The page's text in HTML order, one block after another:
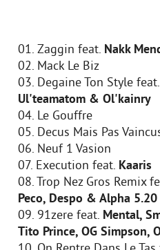
01. Zaggin feat. Nakk
02. Mack Le Biz
03. Degaine Ton Style feat.
Ul'teamatom & Ol'kainry
04. Le Gouffre
05. Decus Mais Pas
06. Neuf 1 Vasion
07. Execution feat. Kaaris
08. Trop Nez Gros Remix
Peco, Despo & Alpha 5.20
09. 91zere feat. Mental,
Tito Prince, OG Simpson,